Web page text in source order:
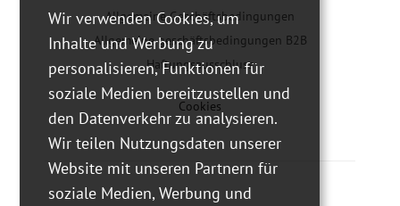
Allgemeine Geschäftsbedingungen
Allgemeine geschäftsbedingungen B2B
Haftungsausschluss
Cookies
Wir verwenden Cookies, um
Inhalte und Werbung zu
personalisieren, Funktionen für
soziale Medien bereitzustellen und
den Datenverkehr zu analysieren.
Wir teilen Nutzungsdaten unserer
Website mit unseren Partnern für
soziale Medien, Werbung und